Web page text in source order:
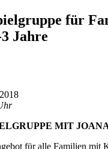
für
Jahre
MIT
für alle Familien mit